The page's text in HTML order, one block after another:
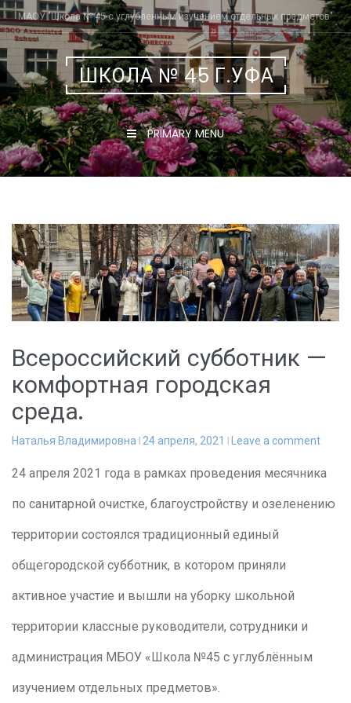
Skip
to
content
МАОУ "Школа № 45 с углубленным изучением отдельных предметов"
ШКОЛА № 45 Г.УФА
PRIMARY MENU
Всероссийский субботник —
комфортная городская
среда.
Наталья Владимировна 24 апреля, 2021 Leave a comment
24 апреля 2021 года в рамках проведения месячника
по санитарной очистке, благоустройству и озеленению
территории состоялся традиционный единый
общегородской субботник, в котором приняли
активное участие и вышли на уборку школьной
территории классные руководители, сотрудники и
администрация МБОУ «Школа №45 с углублённым
изучением отдельных предметов».